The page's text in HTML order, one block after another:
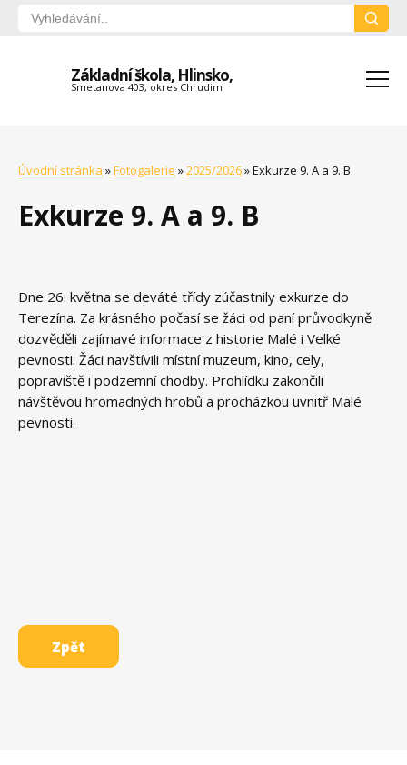
Základní škola, Hlinsko,
Smetanova 403, okres Chrudim
Úvodní stránka »Fotogalerie »2025/2026»Exkurze 9. A a 9. B
Exkurze 9. A a 9. B
Dne 26. května se deváté třídy zúčastnily exkurze do
Terezína. Za krásného počasí se žáci od paní průvodkyně
dozvěděli zajímavé informace z historie Malé i Velké
pevnosti. Žáci navštívili místní muzeum, kino, cely,
popraviště i podzemní chodby. Prohlídku zakončili
návštěvou hromadných hrobů a procházkou uvnitř Malé
pevnosti.
Zpět